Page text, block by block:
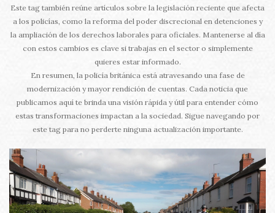
Este tag también reúne artículos sobre la legislación reciente que afecta
a los policías, como la reforma del poder discrecional en detenciones y
la ampliación de los derechos laborales para oficiales. Mantenerse al día
con estos cambios es clave si trabajas en el sector o simplemente
quieres estar informado.
En resumen, la policía británica está atravesando una fase de
modernización y mayor rendición de cuentas. Cada noticia que
publicamos aquí te brinda una visión rápida y útil para entender cómo
estas transformaciones impactan a la sociedad. Sigue navegando por
este tag para no perderte ninguna actualización importante.